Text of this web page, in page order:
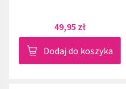
49,95 zł
Dodaj do koszyka